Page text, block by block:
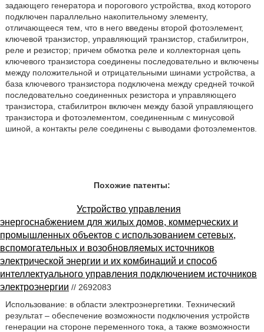
задающего генератора и порогового устройства, вход которого
подключен параллельно накопительному элементу,
отличающееся тем, что в него введены второй фотоэлемент,
ключевой транзистор, управляющий транзистор, стабилитрон,
реле и резистор; причем обмотка реле и коллекторная цепь
ключевого транзистора соединены последовательно и включены
между положительной и отрицательными шинами устройства, а
база ключевого транзистора подключена между средней точкой
последовательно соединенных резистора и управляющего
транзистора, стабилитрон включен между базой управляющего
транзистора и фотоэлементом, соединенным с минусовой
шиной, а контакты реле соединены с выводами фотоэлементов.
Похожие патенты:
Устройство управления
энергоснабжением для жилых домов, коммерческих и
промышленных объектов с использованием сетевых,
вспомогательных и возобновляемых источников
электрической энергии и их комбинаций и способ
интеллектуального управления подключением источников
электроэнергии // 2692083
Использование: в области электроэнергетики. Технический
результат – обеспечение возможности подключения устройств
генерации на стороне переменного тока, а также возможности